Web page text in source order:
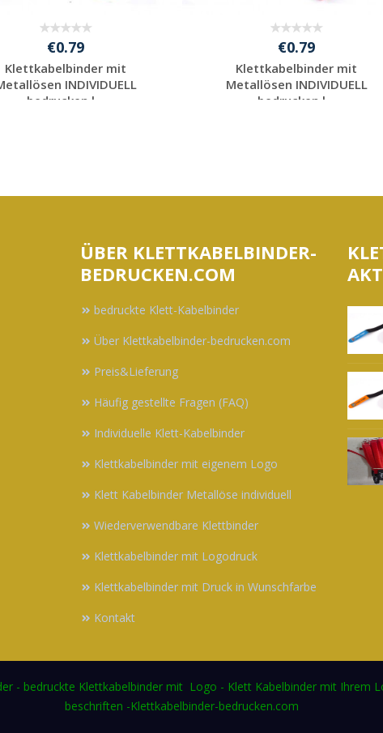
€0.79
Klettkabelbinder mit
INDIVIDUELL
bedrucken l...
€0.79
Klettkabelbinder mit
Metallösen INDIVIDUELL
bedrucken l...
ÜBER KLETTKABELBINDER-
BEDRUCKEN.COM
bedruckte Klett-Kabelbinder
Über Klettkabelbinder-bedrucken.com
Preis&Lieferung
Häufig gestellte Fragen (FAQ)
Individuelle Klett-Kabelbinder
Klettkabelbinder mit eigenem Logo
Klett Kabelbinder Metallöse individuell
Wiederverwendbare Klettbinder
Klettkabelbinder mit Logodruck
Klettkabelbinder mit Druck in Wunschfarbe
Kontakt
- bedruckte Klettkabelbinder mit Logo - Klett Kabelbinder mit Ihrem
beschriften -Klettkabelbinder-bedrucken.com